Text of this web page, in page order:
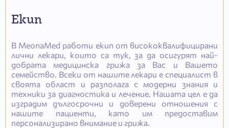
Екип
В MeonaMed работи екип от висококвалифицирани
лични лекари, които са тук, за да осигурят най-
добрата медицинска грижа за Вас и Вашето
семейство. Всеки от нашите лекари е специалист в
своята област и разполага с модерни знания и
техники за диагностика и лечение. Нашата цел е да
изградим дългосрочни и доверени отношения с
нашите пациенти, като им предоставим
персонализирано внимание и грижа.